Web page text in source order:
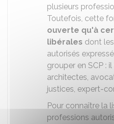
plusieurs
Toutefois, cette
ouverte qu'à
libérales dont
autorisés
grouper en SCP :
architectes,
justices, expert-
Pour connaître la
professions